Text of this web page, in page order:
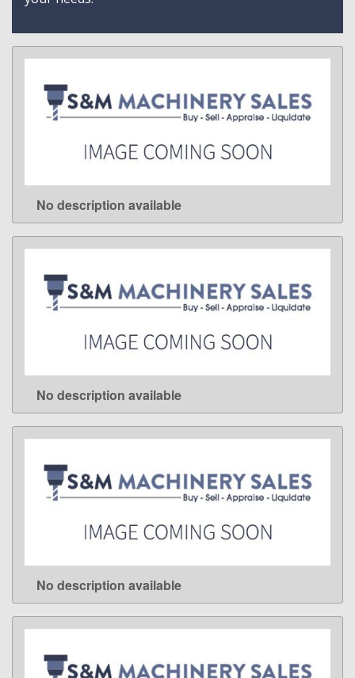
LEARN MORE
No description available
LEARN MORE
No description available
LEARN MORE
No description available